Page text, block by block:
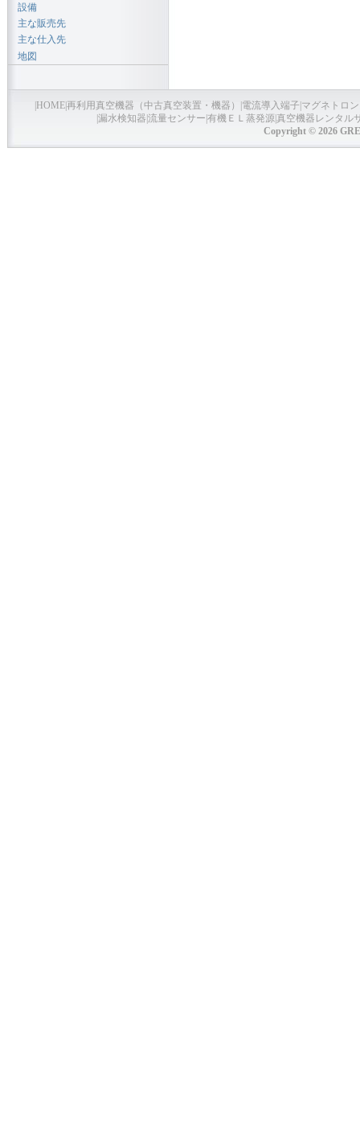
設備
主な販売先
主な仕入先
地図
HOME再利用真空機器（中古真空装置・機器） 電流導入端子 マグネトロ
漏水検知器 流量センサー 有機ＥＬ蒸発源真空機器レンタル
Copyright © 2026